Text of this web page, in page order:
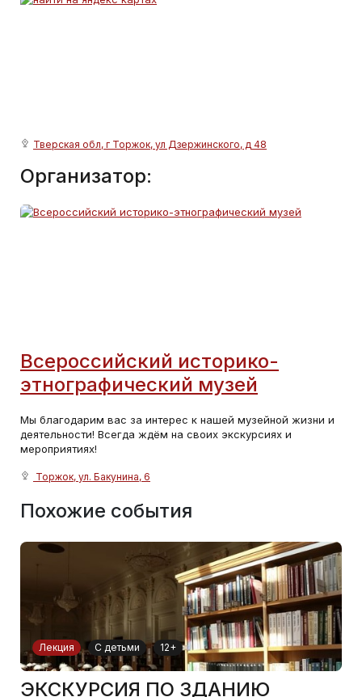
Тверская обл, г Торжок, ул Дзержинского, д 48
Организатор:
Всероссийский историко-
этнографический музей
Мы благодарим вас за интерес к нашей музейной жизни и
деятельности! Всегда ждём на своих экскурсиях и
мероприятиях!
Торжок, ул. Бакунина, 6
Похожие события
Лекция С детьми 12+
ЭКСКУРСИЯ ПО ЗДАНИЮ